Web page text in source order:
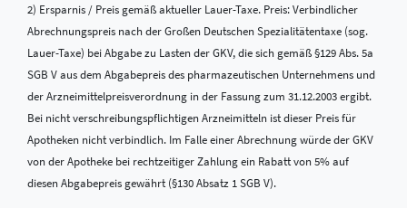
2) Ersparnis / Preis gemäß aktueller Lauer-Taxe. Preis: Verbindlicher
Abrechnungspreis nach der Großen Deutschen Spezialitätentaxe (sog.
Lauer-Taxe) bei Abgabe zu Lasten der GKV, die sich gemäß §129 Abs. 5a
SGB V aus dem Abgabepreis des pharmazeutischen Unternehmens und
der Arzneimittelpreisverordnung in der Fassung zum 31.12.2003 ergibt.
Bei nicht verschreibungspflichtigen Arzneimitteln ist dieser Preis für
Apotheken nicht verbindlich. Im Falle einer Abrechnung würde der GKV
von der Apotheke bei rechtzeitiger Zahlung ein Rabatt von 5% auf
diesen Abgabepreis gewährt (§130 Absatz 1 SGB V).